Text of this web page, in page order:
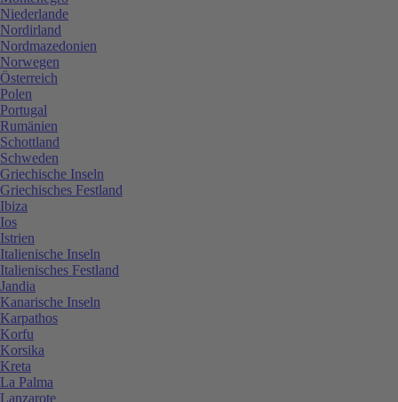
Niederlande
Nordirland
Nordmazedonien
Norwegen
Österreich
Polen
Portugal
Rumänien
Schottland
Schweden
Griechische Inseln
Griechisches Festland
Ibiza
Ios
Istrien
Italienische Inseln
Italienisches Festland
Jandia
Kanarische Inseln
Karpathos
Korfu
Korsika
Kreta
La Palma
Lanzarote